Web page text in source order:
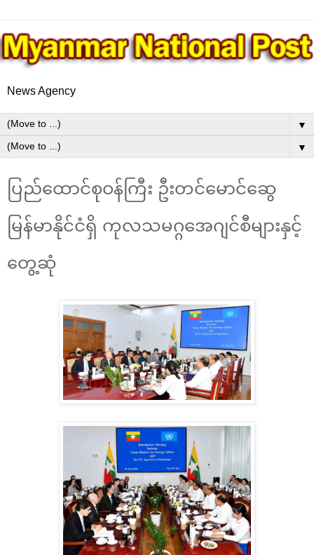
News Agency
▼
▼
ပြည်ထောင်စုဝန်ကြီး ဦးတင်မောင်ဆွေ
မြန်မာနိုင်ငံရှိ ကုလသမဂ္ဂအေဂျင်စီများနှင့်
တွေ့ဆုံ